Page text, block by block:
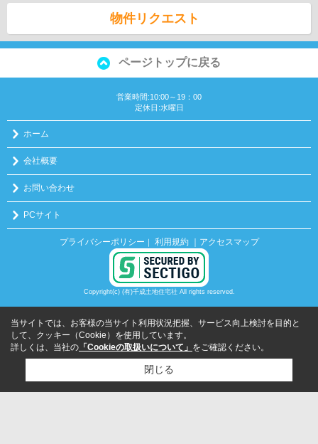
物件リクエスト
ページトップに戻る
営業時間:10:00～19：00
定休日:水曜日
ホーム
会社概要
お問い合わせ
PCサイト
プライバシーポリシー ｜ 利用規約 ｜アクセスマップ
Copyright(c) (有)千成土地住宅社 All rights reserved.
当サイトでは、お客様の当サイト利用状況把握、サービス向上検討を目的と
して、クッキー（Cookie）を使用しています。
詳しくは、当社の 「Cookieの取扱いについて」 をご確認ください。
閉じる